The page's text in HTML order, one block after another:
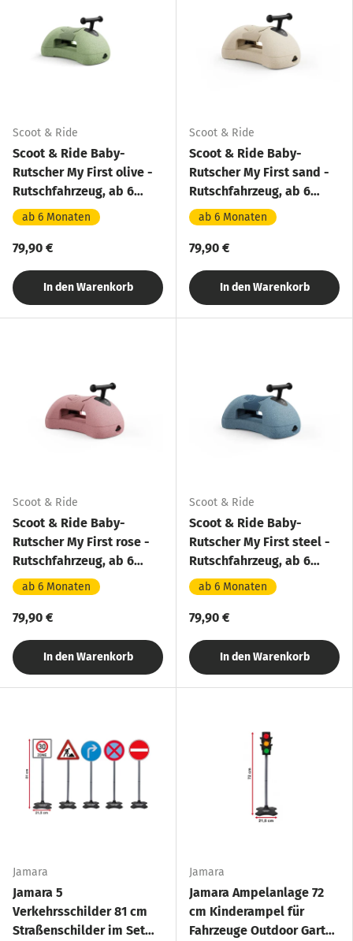
Scoot & Ride
Scoot & Ride Baby-
Rutscher My First olive -
Rutschfahrzeug, ab 6
Monaten
ab 6 Monaten
79,90 €
In den Warenkorb
Scoot & Ride
Scoot & Ride Baby-
Rutscher My First sand -
Rutschfahrzeug, ab 6
Monaten
ab 6 Monaten
79,90 €
In den Warenkorb
Scoot & Ride
Scoot & Ride Baby-
Rutscher My First rose -
Rutschfahrzeug, ab 6
Monaten
ab 6 Monaten
79,90 €
In den Warenkorb
Scoot & Ride
Scoot & Ride Baby-
Rutscher My First steel -
Rutschfahrzeug, ab 6
Monaten
ab 6 Monaten
79,90 €
In den Warenkorb
Jamara
Jamara 5
Verkehrsschilder 81 cm
Straßenschilder im Set
Jamara
Jamara Ampelanlage 72
cm Kinderampel für
Fahrzeuge Outdoor Garten